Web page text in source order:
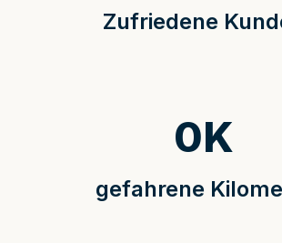
Zufriedene
gefahrene
0K